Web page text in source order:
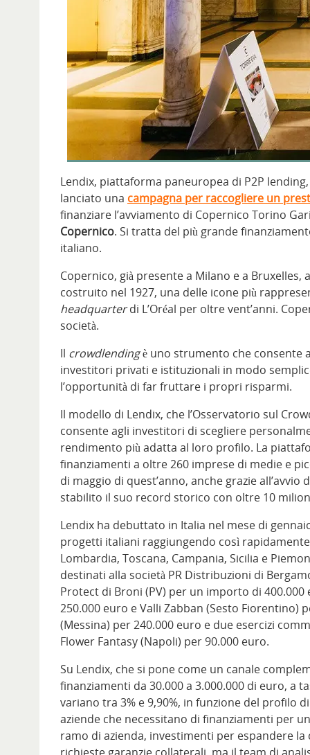
Lendix, piattaforma paneuropea di P2P
lanciato una campagna per raccogliere un
finanziare l’avviamento di Copernico Torino
Copernico. Si tratta del più grande
italiano.
Copernico, già presente a Milano e a
costruito nel 1927, una delle icone più
headquarterdi L’Oréal per oltre vent’anni.
società.
Il crowdlendingè uno strumento che consente
investitori privati e istituzionali in modo
l’opportunità di far fruttare i propri risparmi.
Il modello di Lendix, che l’Osservatorio sul
consente agli investitori di scegliere
rendimento più adatta al loro profilo. La
finanziamenti a oltre 260 imprese di medie e
di maggio di quest’anno, anche grazie
stabilito il suo record storico con oltre 10
Lendix ha debuttato in Italia nel mese di
progetti italiani raggiungendo così
Lombardia, Toscana, Campania, Sicilia e
destinati alla società PR Distribuzioni di
Protect di Broni (PV) per un importo di 400.000
250.000 euro e Valli Zabban (Sesto Fiorentino)
(Messina) per 240.000 euro e due esercizi
Flower Fantasy (Napoli) per 90.000 euro.
Su Lendix, che si pone come un canale
finanziamenti da 30.000 a 3.000.000 di euro, a
variano tra 3% e 9,90%, in funzione del profilo
aziende che necessitano di finanziamenti per
ramo di azienda, investimenti per espandere
richieste garanzie collaterali, ma il team di